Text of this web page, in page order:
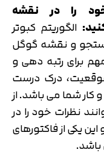
را در نقشه
الگوریتم کبوتر
و نقشه گوگل
برای رتبه دهی و
درک درست
شما می باشد. از
نظرات خود را در
یکی از فاکتورهای